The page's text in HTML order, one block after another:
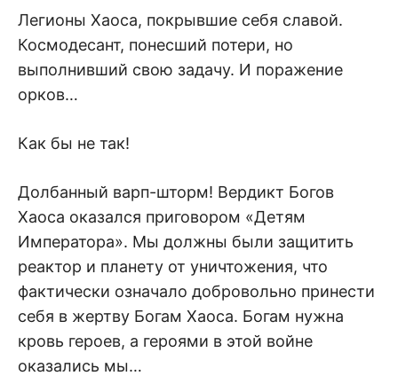
Легионы Хаоса, покрывшие себя славой.
Космодесант, понесший потери, но
выполнивший свою задачу. И поражение
орков…
Как бы не так!
Долбанный варп-шторм! Вердикт Богов
Хаоса оказался приговором «Детям
Императора». Мы должны были защитить
реактор и планету от уничтожения, что
фактически означало добровольно принести
себя в жертву Богам Хаоса. Богам нужна
кровь героев, а героями в этой войне
оказались мы…